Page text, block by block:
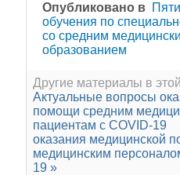
Опубликовано в
обучения по
со средним
образованием
Другие материалы в
Актуальные вопросы
помощи средним
пациентам с COVID-19
оказания медицинской
медицинским
19 »